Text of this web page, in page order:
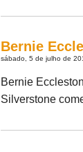
Bernie
sábado, 5 de julho de
Bernie
Silverstone